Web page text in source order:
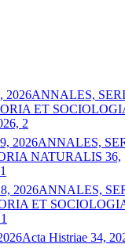
2026ANNALES,
ET
2
2026ANNALES,
NATURALIS 36,
2026ANNALES,
ET
Acta Histriae 34,